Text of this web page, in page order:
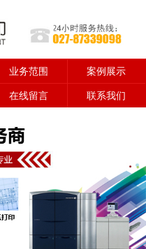
业务范围 案例展示
在线留言 联系我们